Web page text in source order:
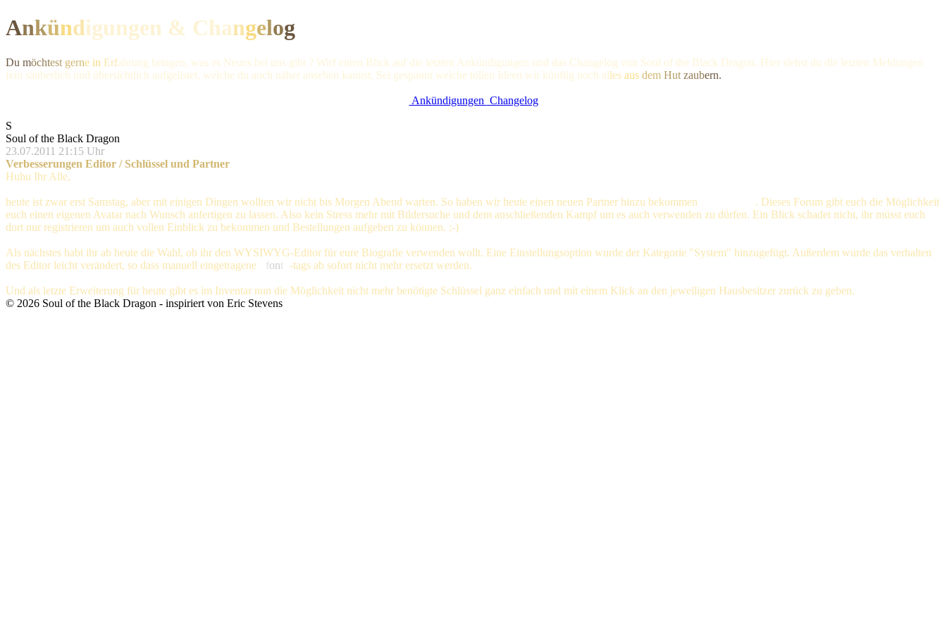
Ankündigungen & Changelog
Du möchtest gerne in Erfahrung bringen, was es Neues bei uns gibt ? Wirf einen Blick auf die letzten Ankündigungen und das Changelog von Soul of the Black Dragon. Hier siehst du die letzten Meldungen
fein säuberlich und übersichtlich aufgelistet, welche du auch näher ansehen kannst. Sei gespannt welche tollen Ideen wir künftig noch alles aus dem Hut zaubern.
Ankündigungen Changelog
S
Soul of the Black Dragon
23.07.2011 21:15 Uhr
Verbesserungen Editor / Schlüssel und Partner
Huhu Ihr Alle,
heute ist zwar erst Samstag, aber mit einigen Dingen wollten wir nicht bis Morgen Abend warten. So haben wir heute einen neuen Partner hinzu bekommen
. Dieses Forum gibt euch die Möglichkeit
euch einen eigenen Avatar nach Wunsch anfertigen zu lassen. Also kein Stress mehr mit Bildersuche und dem anschließenden Kampf um es auch verwenden zu dürfen. Ein Blick schadet nicht, ihr müsst euch
dort nur registrieren um auch vollen Einblick zu bekommen und Bestellungen aufgeben zu können. ;-)
Als nächstes habt ihr ab heute die Wahl, ob ihr den WYSIWYG-Editor für eure Biografie verwenden wollt. Eine Einstellungsoption wurde der Kategorie "System" hinzugefügt. Außerdem wurde das verhalten
des Editor leicht verändert, so dass manuell eingetragene
font -tags ab sofort nicht mehr ersetzt werden.
Und als letzte Erweiterung für heute gibt es im Inventar nun die Möglichkeit nicht mehr benötigte Schlüssel ganz einfach und mit einem Klick an den jeweiligen Hausbesitzer zurück zu geben.
© 2026 Soul of the Black Dragon - inspiriert von Eric Stevens